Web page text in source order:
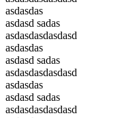
asdasdas
asdasd sadas
asdasdasdasdasd
asdasdas
asdasd sadas
asdasdasdasdasd
asdasdas
asdasd sadas
asdasdasdasdasd